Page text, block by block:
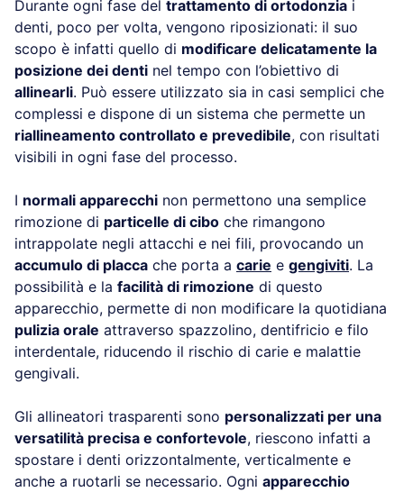
Durante ogni fase del trattamento di ortodonzia i
denti, poco per volta, vengono riposizionati: il suo
scopo è infatti quello di modificare delicatamente la
posizione dei denti nel tempo con l’obiettivo di
allinearli. Può essere utilizzato sia in casi semplici che
complessi e dispone di un sistema che permette un
riallineamento controllato e prevedibile, con risultati
visibili in ogni fase del processo.
I normali apparecchi non permettono una semplice
rimozione di particelle di cibo che rimangono
intrappolate negli attacchi e nei fili, provocando un
accumulo di placca che porta a carie e gengiviti. La
possibilità e la facilità di rimozione di questo
apparecchio, permette di non modificare la quotidiana
pulizia orale attraverso spazzolino, dentifricio e filo
interdentale, riducendo il rischio di carie e malattie
gengivali.
Gli allineatori trasparenti sono personalizzati per una
versatilità precisa e confortevole, riescono infatti a
spostare i denti orizzontalmente, verticalmente e
anche a ruotarli se necessario. Ogni apparecchio